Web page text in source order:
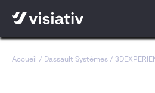
Accueil / Dassault Systèmes /